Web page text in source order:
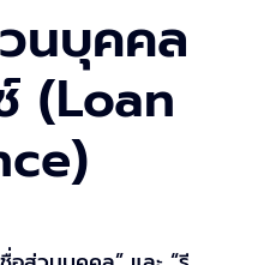
นบุคคล
(Loan